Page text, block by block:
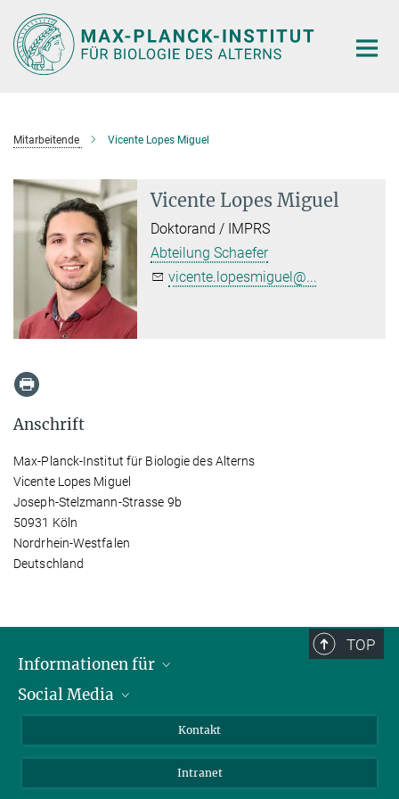
Hauptinhalt
Mitarbeitende Vicente Lopes Miguel
Vicente Lopes Miguel
Doktorand / IMPRS
Abteilung Schaefer
vicente.lopesmiguel@...
Anschrift
Max-Planck-Institut für Biologie des Alterns
Vicente Lopes Miguel
Joseph-Stelzmann-Strasse 9b
50931 Köln
Nordrhein-Westfalen
Deutschland
TOP
Informationen für
Bewerbende
Social Media
YouTube
Kontakt
Intranet